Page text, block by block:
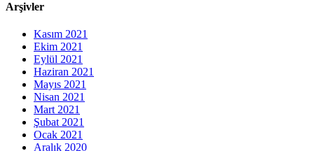
Arşivler
Kasım 2021
Ekim 2021
Eylül 2021
Haziran 2021
Mayıs 2021
Nisan 2021
Mart 2021
Şubat 2021
Ocak 2021
Aralık 2020